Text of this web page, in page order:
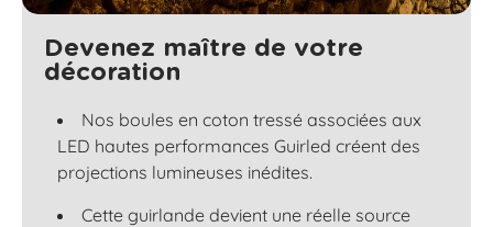
Devenez maître de votre
décoration
Nos boules en coton tressé associées aux
LED hautes performances Guirled créent des
projections lumineuses inédites.
Cette guirlande devient une réelle source